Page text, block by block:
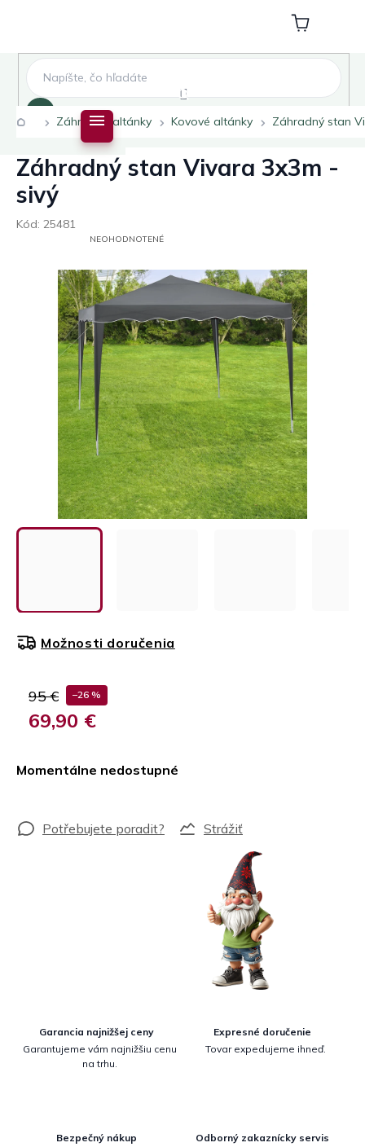
Nákupný
košík
DomovZáhradné altánky Kovové altánky Záhradný stan
Záhradný stan Vivara 3x3m -
sivý
Kód: 25481
PRIEMERNÉ
HVIEZDIČIEK.
NEOHODNOTENÉ
95 € –26 %
69,90 €
Momentálne nedostupné
Možnosti doručenia
Strážiť
Garancia najnižšej ceny
Garantujeme vám najnižšiu cenu
na trhu.
Expresné doručenie
Tovar expedujeme ihneď.
Bezpečný nákup
Odborný zakaznícky servis